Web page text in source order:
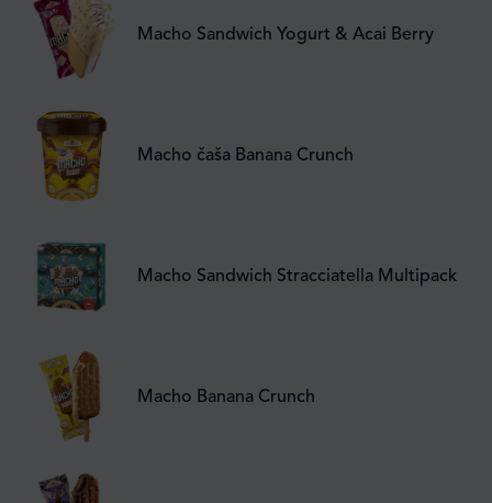
Macho Sandwich Yogurt & Acai Berry
Macho čaša Banana Crunch
Macho Sandwich Stracciatella Multipack
Macho Banana Crunch